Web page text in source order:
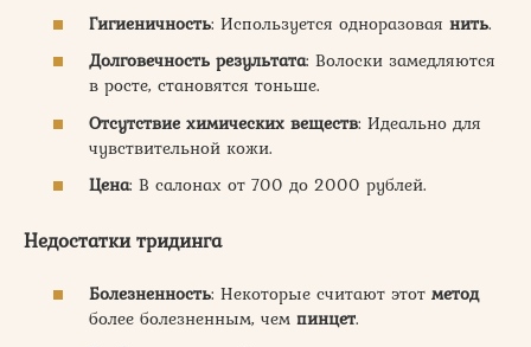
Гигиеничность: Используется одноразовая нить.
Долговечность результата: Волоски замедляются
в росте, становятся тоньше.
Отсутствие химических веществ: Идеально для
чувствительной кожи.
Цена: В салонах от 700 до 2000 рублей.
Недостатки тридинга
Болезненность: Некоторые считают этот метод
более болезненным, чем пинцет.